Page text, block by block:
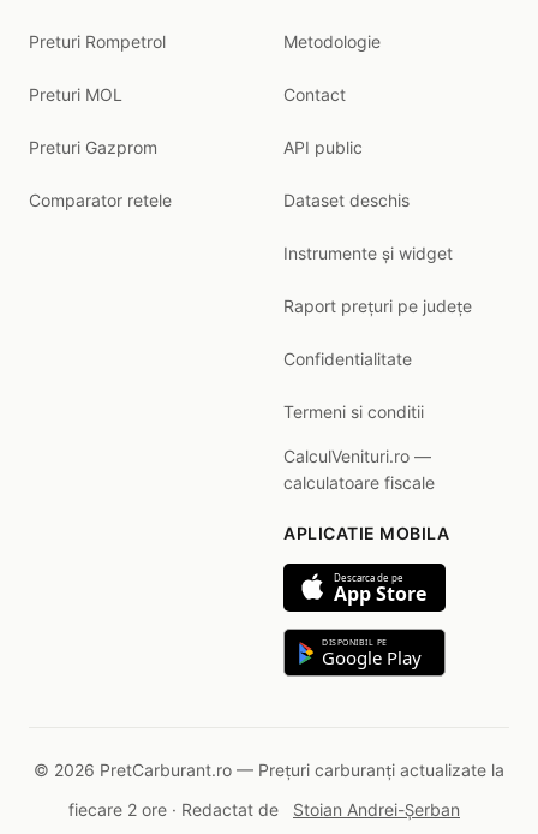
Preturi Rompetrol
Preturi MOL
Preturi Gazprom
Comparator retele
Metodologie
Contact
API public
Dataset deschis
Instrumente și widget
Raport prețuri pe județe
Confidentialitate
Termeni si conditii
CalculVenituri.ro —
calculatoare fiscale
APLICATIE MOBILA
Descarca de pe
App Store
DISPONIBIL PE
Google Play
© 2026 PretCarburant.ro — Prețuri carburanți actualizate la
fiecare 2 ore · Redactat de
Stoian Andrei-Șerban